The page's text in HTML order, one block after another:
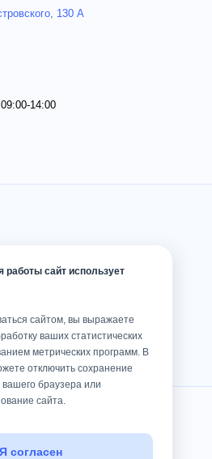
130 А
14:00
работы сайт использует
сайтом, вы выражаете
ваших статистических
метрических программ. В
отключить сохранение
браузера или
сайта.
Я согласен